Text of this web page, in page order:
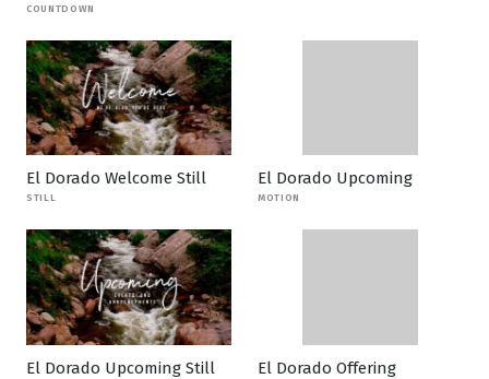
COUNTDOWN
El Dorado Welcome Still
STILL
El Dorado Upcoming
MOTION
El Dorado Upcoming Still El Dorado Offering